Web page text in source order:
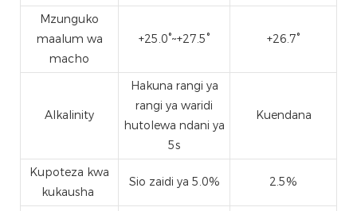
Mzunguko
maalum wa
macho
+25.0°~+27.5° +26.7°
Alkalinity
Hakuna rangi ya
rangi ya waridi
hutolewa ndani ya
5s
Kuendana
Kupoteza kwa
kukausha
Sio zaidi ya 5.0% 2.5%